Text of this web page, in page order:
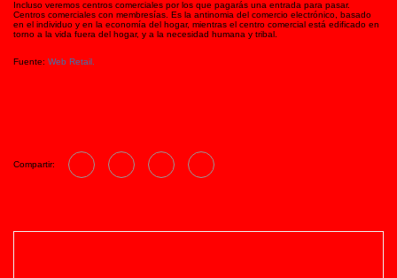
Incluso veremos centros comerciales por los que pagarás una entrada para pasar.
Centros comerciales con membresías. Es la antinomia del comercio electrónico, basado
en el individuo y en la economía del hogar, mientras el centro comercial está edificado en
torno a la vida fuera del hogar, y a la necesidad humana y tribal.
Fuente: Web Retail.
Compartir: